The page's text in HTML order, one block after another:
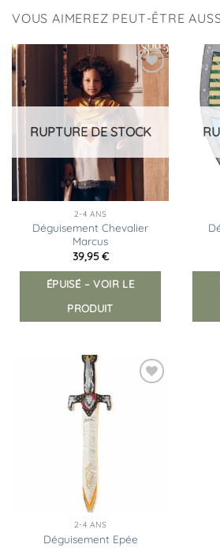
VOUS AIMEREZ PEUT-ÊTRE
Ajouter
à la
liste
RUPTURE DE STOCK
2-4 ANS
Déguisement Chevalier
Marcus
39,95€
ÉPUISÉ – VOIR LE
PRODUIT
2-4 ANS
Déguisement Epée